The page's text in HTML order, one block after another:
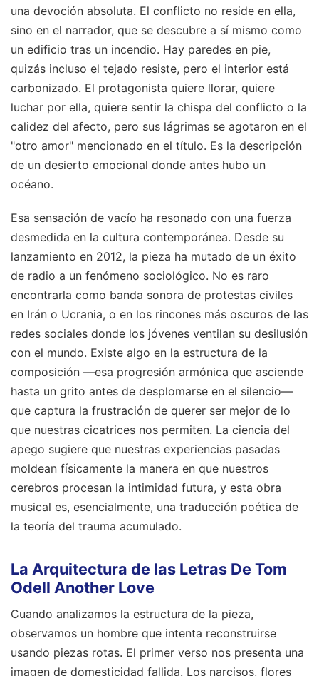
una devoción absoluta. El conflicto no reside en ella,
sino en el narrador, que se descubre a sí mismo como
un edificio tras un incendio. Hay paredes en pie,
quizás incluso el tejado resiste, pero el interior está
carbonizado. El protagonista quiere llorar, quiere
luchar por ella, quiere sentir la chispa del conflicto o la
calidez del afecto, pero sus lágrimas se agotaron en el
"otro amor" mencionado en el título. Es la descripción
de un desierto emocional donde antes hubo un
océano.
Esa sensación de vacío ha resonado con una fuerza
desmedida en la cultura contemporánea. Desde su
lanzamiento en 2012, la pieza ha mutado de un éxito
de radio a un fenómeno sociológico. No es raro
encontrarla como banda sonora de protestas civiles
en Irán o Ucrania, o en los rincones más oscuros de las
redes sociales donde los jóvenes ventilan su desilusión
con el mundo. Existe algo en la estructura de la
composición —esa progresión armónica que asciende
hasta un grito antes de desplomarse en el silencio—
que captura la frustración de querer ser mejor de lo
que nuestras cicatrices nos permiten. La ciencia del
apego sugiere que nuestras experiencias pasadas
moldean físicamente la manera en que nuestros
cerebros procesan la intimidad futura, y esta obra
musical es, esencialmente, una traducción poética de
la teoría del trauma acumulado.
La Arquitectura de las Letras De Tom
Odell Another Love
Cuando analizamos la estructura de la pieza,
observamos un hombre que intenta reconstruirse
usando piezas rotas. El primer verso nos presenta una
imagen de domesticidad fallida. Los narcisos, flores